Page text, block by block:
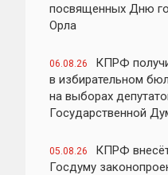
посвященных Дню
Орла
06.08.26
КПРФ
в избирательном
на выборах
Государственной
05.08.26
КПРФ
Госдуму